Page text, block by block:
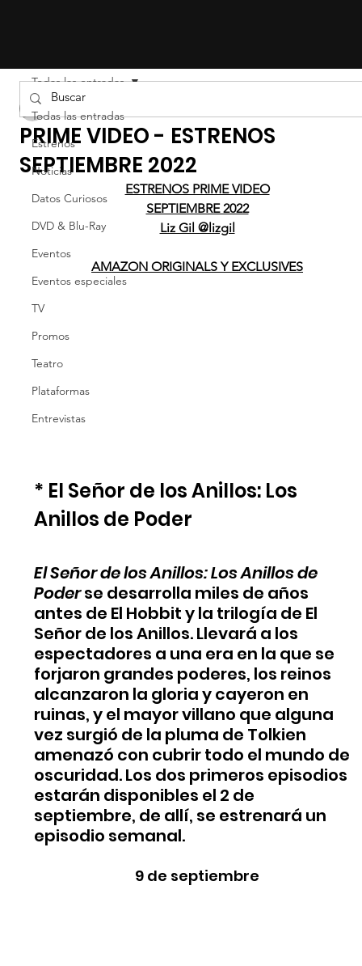
Todas las entradas
Estrenos
Noticias
Datos Curiosos
DVD & Blu-Ray
Eventos
Eventos especiales
TV
Promos
Teatro
Plataformas
Entrevistas
Todas las entradas
PRIME VIDEO - ESTRENOS
SEPTIEMBRE 2022
ESTRENOS PRIME VIDEO
SEPTIEMBRE 2022
Liz Gil @lizgil
AMAZON ORIGINALS Y EXCLUSIVES
* El Señor de los Anillos: Los
Anillos de Poder
El Señor de los Anillos: Los Anillos de
Poder se desarrolla miles de años
antes de El Hobbit y la trilogía de El
Señor de los Anillos. Llevará a los
espectadores a una era en la que se
forjaron grandes poderes, los reinos
alcanzaron la gloria y cayeron en
ruinas, y el mayor villano que alguna
vez surgió de la pluma de Tolkien
amenazó con cubrir todo el mundo de
oscuridad. Los dos primeros episodios
estarán disponibles el 2 de
septiembre, de allí, se estrenará un
episodio semanal.
9 de septiembre